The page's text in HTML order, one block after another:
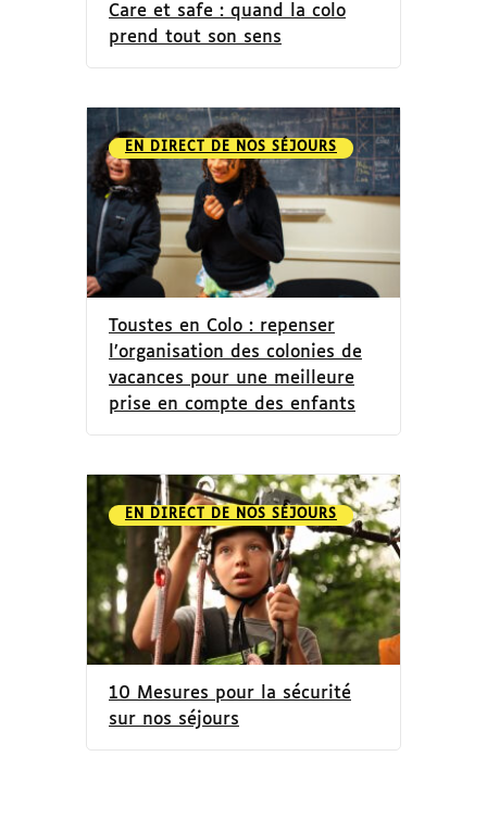
Care et safe : quand la colo
prend tout son sens
EN DIRECT DE NOS SÉJOURS
Toustes en Colo : repenser
l’organisation des colonies de
vacances pour une meilleure
prise en compte des enfants
EN DIRECT DE NOS SÉJOURS
10 Mesures pour la sécurité
sur nos séjours